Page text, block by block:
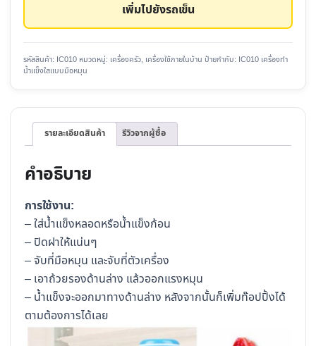
ใส
แบบ
มือ
หมุน
IC010
ชิ้น
เพิ่มไปยังรถเข็น
รหัสสินค้า: IC010 หมวดหมู่: เครื่องครัว, เครื่องใช้ภายในบ้าน ป้ายกำกับ: IC010 เครื่องทำ
น้ำแข็งใสแบบมือหมุน
รายละเอียดสินค้า รีวิวจากผู้ซื้อ
คำอธิบาย
การใช้งาน:
– ใส่น้ำแข็งหลอดหรือน้ำแข็งก้อน
– ปิดฝาให้แน่นๆ
– จับที่มือหมุน และจับที่ตัวเครื่อง
– เอาถ้วยรองด้านล่าง แล้วออกแรงหมุน
– น้ำแข็งจะออกมาทางด้านล่าง หลังจากนั้นก็เพิ่มท๊อปปิ้งได้
ตามต้องการได้เลย